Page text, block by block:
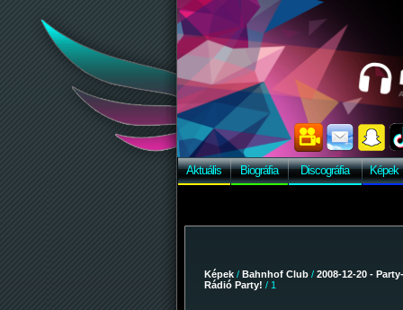
Aktuális Biográfia Discográfia Képek
Képek / Bahnhof Club / 2008-12-20 -
Rádió Party! / 1